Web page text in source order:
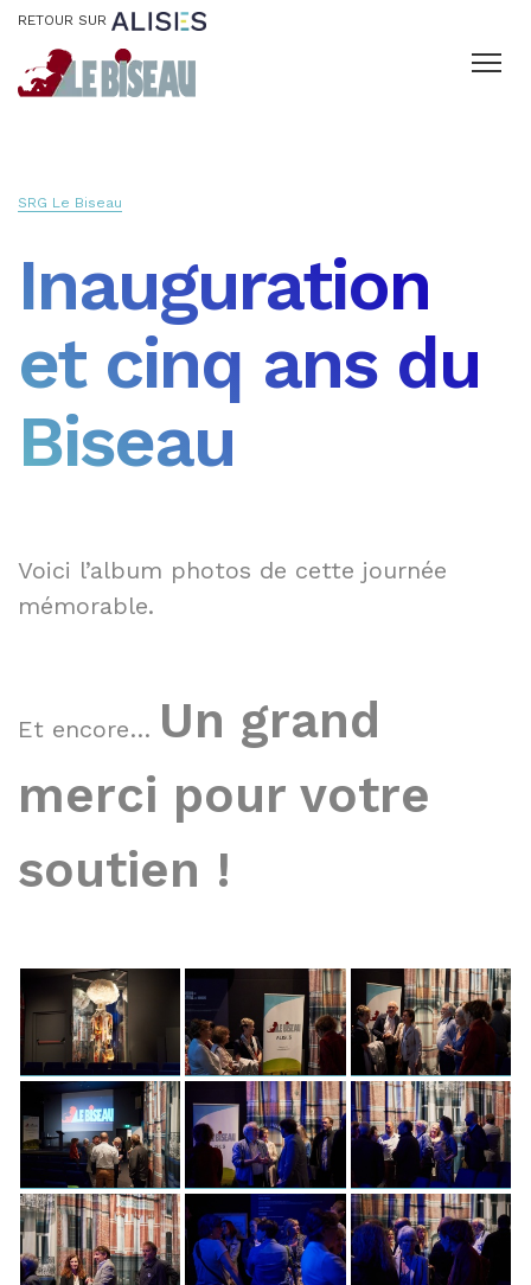
RETOUR SUR
SRG Le Biseau
Inauguration
et cinq ans du
Biseau
Voici l’album photos de cette journée
mémorable.
Et encore… Un grand
merci pour votre
soutien !